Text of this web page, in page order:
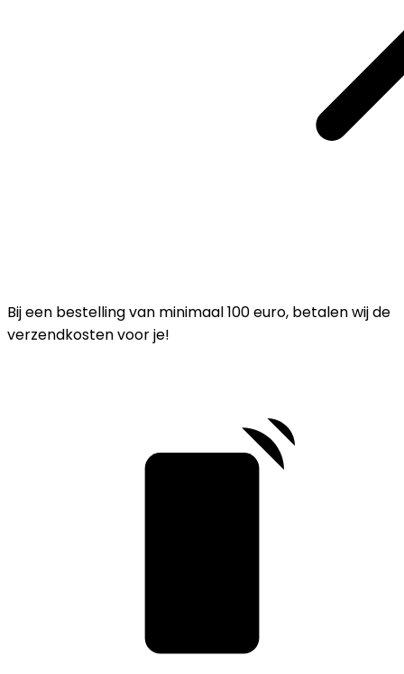
Bij een bestelling van minimaal 100 euro, betalen wij de
verzendkosten voor je!